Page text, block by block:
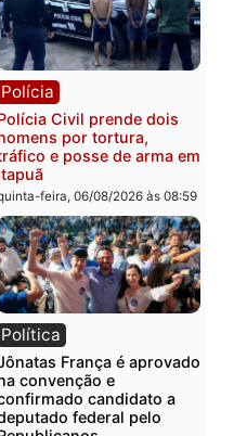
Polícia
Jovem é encontrado
na Rua dos Cravos e
é investigado pela
em RO
quinta-feira, 06/08/2026 às
Polícia
Três suspeitos ligados a
facção criminosa são
presos por receptação e